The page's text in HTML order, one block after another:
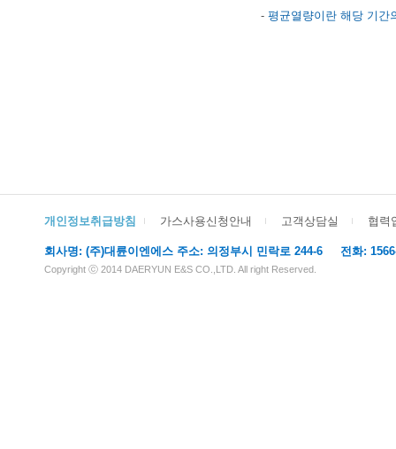
- 평균열량이란 해당 기간
개인정보취급방침 가스사용신청안내 고객상담실 협력
회사명: (주)대륜이엔에스 주소: 의정부시 민락로 244-6 전화:
Copyright ⓒ 2014 DAERYUN E&S CO.,LTD. All right Reserved.